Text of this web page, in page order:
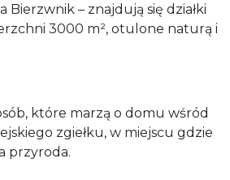
Bierzwnik – znajdują się działki
3000 m², otulone naturą i
które marzą o domu wśród
zgiełku, w miejscu gdzie
przyroda.